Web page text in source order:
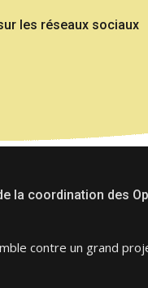
les réseaux sociaux
la coordination des
contre un grand